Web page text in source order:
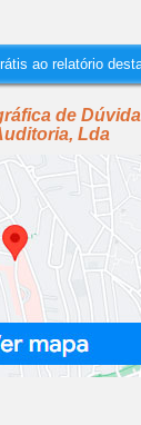
ao relatório
de
Lda